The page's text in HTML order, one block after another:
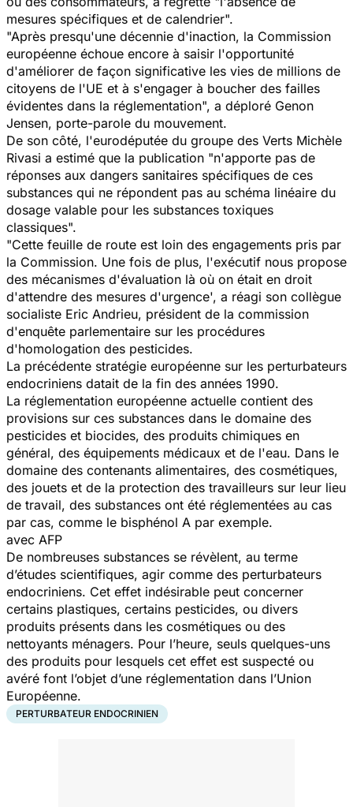
mesures spécifiques et de calendrier".
"Après presqu'une décennie d'inaction, la Commission
européenne échoue encore à saisir l'opportunité
d'améliorer de façon significative les vies de millions de
citoyens de l'UE et à s'engager à boucher des failles
évidentes dans la réglementation", a déploré Genon
Jensen, porte-parole du mouvement.
De son côté, l'eurodéputée du groupe des Verts Michèle
Rivasi a estimé que la publication "n'apporte pas de
réponses aux dangers sanitaires spécifiques de ces
substances qui ne répondent pas au schéma linéaire du
dosage valable pour les substances toxiques
classiques".
"Cette feuille de route est loin des engagements pris par
la Commission. Une fois de plus, l'exécutif nous propose
des mécanismes d'évaluation là où on était en droit
d'attendre des mesures d'urgence', a réagi son collègue
socialiste Eric Andrieu, président de la commission
d'enquête parlementaire sur les procédures
d'homologation des pesticides.
La précédente stratégie européenne sur les perturbateurs
endocriniens datait de la fin des années 1990.
La réglementation européenne actuelle contient des
provisions sur ces substances dans le domaine des
pesticides et biocides, des produits chimiques en
général, des équipements médicaux et de l'eau. Dans le
domaine des contenants alimentaires, des cosmétiques,
des jouets et de la protection des travailleurs sur leur lieu
de travail, des substances ont été réglementées au cas
par cas, comme le bisphénol A par exemple.
avec AFP
De nombreuses substances se révèlent, au terme
d’études scientifiques, agir comme des perturbateurs
endocriniens. Cet effet indésirable peut concerner
certains plastiques, certains pesticides, ou divers
produits présents dans les cosmétiques ou des
nettoyants ménagers. Pour l’heure, seuls quelques-uns
des produits pour lesquels cet effet est suspecté ou
avéré font l’objet d’une réglementation dans l’Union
Européenne.
PERTURBATEUR ENDOCRINIEN